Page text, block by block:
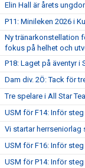
Elin Hall är årets
P11: Minileken 2026 i
Ny tränarkonstellation
fokus på helhet och
P18: Laget på äventyr i
Dam div. 2Ö: Tack för
Tre spelare i All Star
USM för F14: Inför
Vi startar herrseniorlag
USM för F16: Inför
USM för P14: Inför